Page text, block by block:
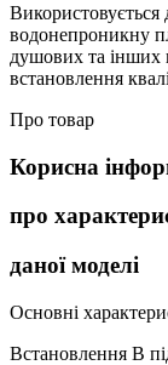
Використовується
водонепроникну
душових та інших
встановлення
Про товар
Корисна
про
даної моделі
Основні
Встановлення В